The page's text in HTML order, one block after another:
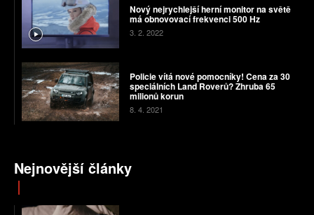
Nový nejrychlejší herní monitor na světě
má obnovovací frekvenci 500 Hz
3. 2. 2022
Policie vítá nové pomocníky! Cena za 30
speciálních Land Roverů? Zhruba 65
milionů korun
8. 4. 2021
Nejnovější články